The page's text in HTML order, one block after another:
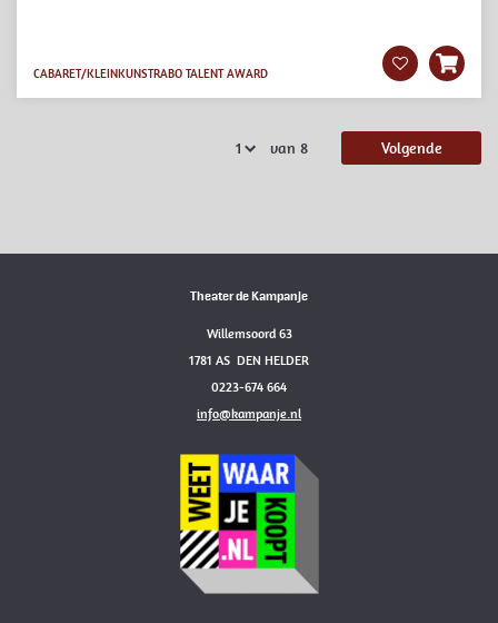
CABARET/KLEINKUNSTRABO TALENT AWARD
van 8 Volgende
Theater de Kampanje
Willemsoord 63
1781 AS DEN HELDER
0223-674 664
info@kampanje.nl